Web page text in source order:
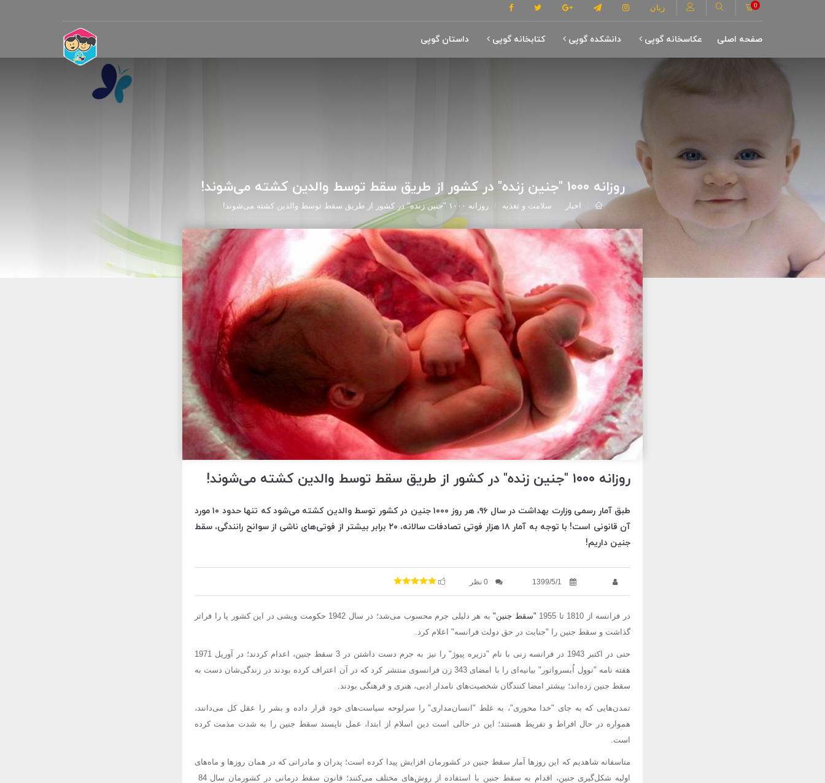
زبان 0
صفحه اصلی عکاسخانه گوپی دانشکده گوپی کتابخانه گوپی داستان گوپی
روزانه ۱۰۰۰ "جنین زنده" در کشور از طریق سقط توسط والدین کشته می‌شوند!
اخبار سلامت و تغذیه روزانه ۱۰۰۰ "جنین زنده" در کشور از طریق سقط توسط والدین کشته می‌شوند!
روزانه ۱۰۰۰ "جنین زنده" در کشور از طریق سقط توسط والدین کشته می‌شوند!
طبق آمار رسمی وزارت بهداشت در سال ۹۶، هر روز ۱۰۰۰ جنین در کشور توسط والدین کشته می‌شود که تنها حدود ۱۰ مورد
آن قانونی است! با توجه به آمار ۱۸ هزار فوتی تصادفات سالانه، ۲۰ برابر بیشتر از فوتی‌های ناشی از سوانح رانندگی، سقط
جنین داریم!
1399/5/1 0 نظر
در فرانسه از 1810 تا 1955 "سقط جنین"
به هر دلیلی جرم محسوب می‌شد؛ در سال 1942 حکومت ویشی در این کشور پا را فراتر
گذاشت و سقط جنین را "جنایت در حق دولت فرانسه" اعلام کرد.
حتی در اکتبر 1943 در فرانسه زنی با نام "دزیره پیوژ" را نیز به جرم دست داشتن در 3 سقط جنین، اعدام کردند؛ در آوریل 1971
هفته نامه "نوول اُبسرواتور" بیانیه‌ای را با امضای 343 زن فرانسوی منتشر کرد که در آن اعتراف کرده بودند در زندگی‌شان دست به
سقط جنین زده‌اند؛ بیشتر امضا کنندگان شخصیت‌های نامدار ادبی، هنری و فرهنگی بودند.
تمدن‌هایی که به جای "خدا محوری"، به غلط "انسان‌مداری" را سرلوحه سیاست‌های خود قرار داده و بشر را عقل کل می‌دانند،
همواره در حال افراط و تفریط هستند؛ این در حالی است دین اسلام از ابتدا، عمل ناپسند سقط جنین را به شدت مذمت کرده
است.
متاسفانه شاهدیم که این روزها آمار سقط جنین در کشورمان افزایش پیدا کرده است؛ پدران و مادرانی که در همان روزها و ماه‌های